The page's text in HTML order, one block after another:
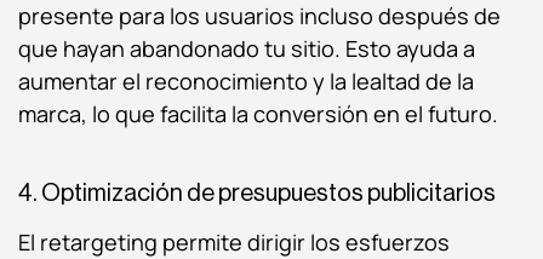
presente para los usuarios incluso después de
que hayan abandonado tu sitio. Esto ayuda a
aumentar el reconocimiento y la lealtad de la
marca, lo que facilita la conversión en el futuro.
4. Optimización de presupuestos publicitarios
El retargeting permite dirigir los esfuerzos